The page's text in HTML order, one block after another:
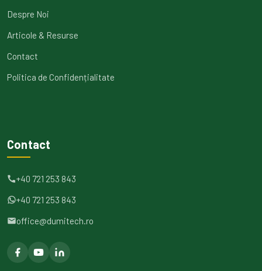
Despre Noi
Articole & Resurse
Contact
Politica de Confidențialitate
Contact
+40 721 253 843
+40 721 253 843
office@dumitech.ro